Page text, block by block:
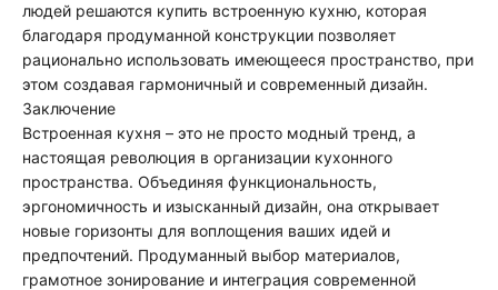
людей решаются купить встроенную кухню, которая
благодаря продуманной конструкции позволяет
рационально использовать имеющееся пространство, при
этом создавая гармоничный и современный дизайн.
Заключение
Встроенная кухня – это не просто модный тренд, а
настоящая революция в организации кухонного
пространства. Объединяя функциональность,
эргономичность и изысканный дизайн, она открывает
новые горизонты для воплощения ваших идей и
предпочтений. Продуманный выбор материалов,
грамотное зонирование и интеграция современной